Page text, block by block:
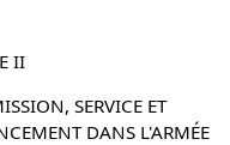
II
SERVICE ET
DANS L'ARMÉE